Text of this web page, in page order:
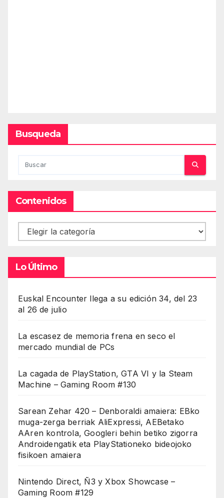
Busqueda
Contenidos
Contenidos
Lo Último
Euskal Encounter llega a su edición 34, del 23
al 26 de julio
La escasez de memoria frena en seco el
mercado mundial de PCs
La cagada de PlayStation, GTA VI y la Steam
Machine – Gaming Room #130
Sarean Zehar 420 – Denboraldi amaiera: EBko
muga-zerga berriak AliExpressi, AEBetako
AAren kontrola, Googleri behin betiko zigorra
Androidengatik eta PlayStationeko bideojoko
fisikoen amaiera
Nintendo Direct, Ñ3 y Xbox Showcase –
Gaming Room #129